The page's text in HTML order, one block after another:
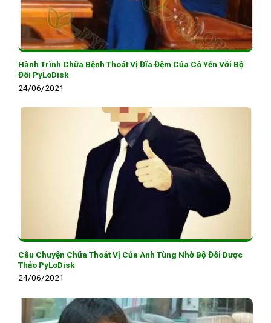
Hành Trình Chữa Bệnh Thoát Vị Đĩa Đệm Của Cô Yến Với Bộ
Đôi PyLoDisk
24/06/2021
Câu Chuyện Chữa Thoát Vị Của Anh Tùng Nhờ Bộ Đôi Dược
Thảo PyLoDisk
24/06/2021